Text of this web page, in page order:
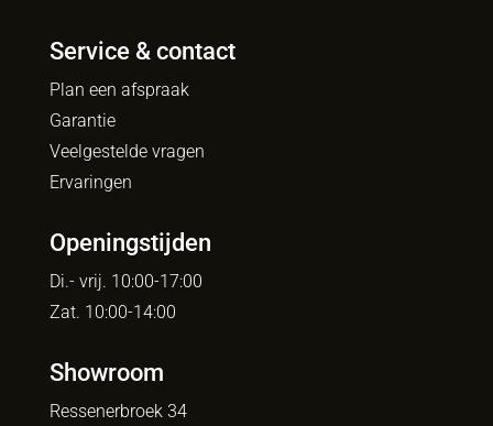
Service & contact
Plan een afspraak
Garantie
Veelgestelde vragen
Ervaringen
Openingstijden
Di.- vrij. 10:00-17:00
Zat. 10:00-14:00
Showroom
Ressenerbroek 34